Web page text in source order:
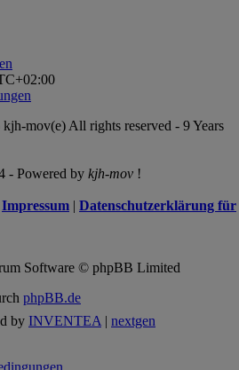
mov(e) All rights reserved - 9 Years
- Powered by kjh-mov !
Impressum | Datenschutzerklärung für
Software © phpBB Limited
phpBB.de
by INVENTEA | nextgen